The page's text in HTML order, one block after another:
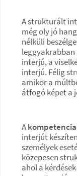
A strukturált
még oly jó
nélküli
interjú, a
interjú. Félig
amikor a
átfogó képet a
A
interjút
személyek
közepesen
ahol a